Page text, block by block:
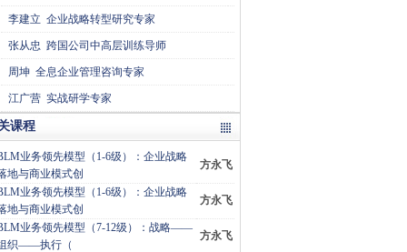
李建立 企业战略转型研究专家
张从忠 跨国公司中高层训练导师
周坤 全息企业管理咨询专家
江广营 实战研学专家
课程
业务领先模型（1-6级）：企业战略
地与商业模式创
方永飞
业务领先模型（1-6级）：企业战略
地与商业模式创
方永飞
业务领先模型（7-12级）：战略——
织——执行（
方永飞